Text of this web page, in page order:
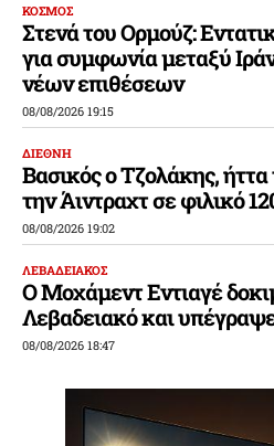
ΚΟΣΜΟΣ
Στενά του Ορμούζ:
για συμφωνία μεταξύ
νέων επιθέσεων
08/08/2026 19:15
ΔΙΕΘΝΗ
Βασικός ο Τζολάκης,
την Άιντραχτ σε φιλικό
08/08/2026 19:02
ΛΕΒΑΔΕΙΑΚΟΣ
Ο Μοχάμεντ Εντιαγέ
Λεβαδειακό και
08/08/2026 18:47